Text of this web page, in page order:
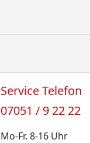
Service Telefon
07051 / 9 22 22
Mo-Fr. 8-16 Uhr